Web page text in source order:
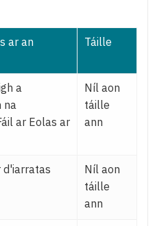
ar an
Táille
a
na
ar Eolas ar
Níl aon
táille
ann
d'iarratas
Níl aon
táille
ann